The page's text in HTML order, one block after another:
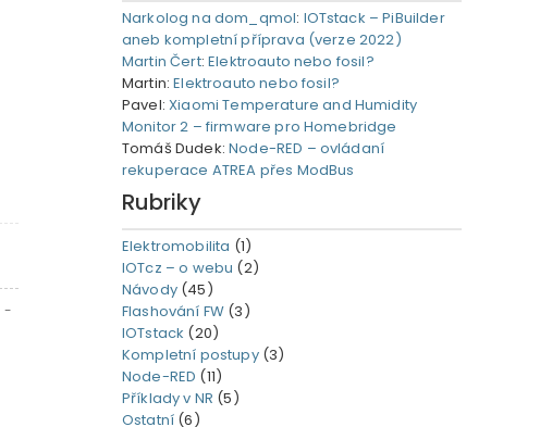
-
Narkolog na dom_qmol: IOTstack – PiBuilder
aneb kompletní příprava (verze 2022)
Martin Čert:Elektroauto nebo fosil?
Martin:Elektroauto nebo fosil?
Pavel:Xiaomi Temperature and Humidity
Monitor 2 – firmware pro Homebridge
Tomáš Dudek:Node-RED – ovládaní
rekuperace ATREA přes ModBus
Rubriky
Elektromobilita (1)
IOTcz – o webu (2)
Návody(45)
Flashování FW (3)
IOTstack (20)
Kompletní postupy(3)
Node-RED (11)
Příklady v NR (5)
Ostatní (6)